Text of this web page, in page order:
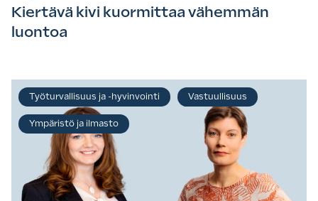
Kiertävä kivi kuormittaa vähemmän
luontoa
Työturvallisuus ja -hyvinvointi Vastuullisuus
Ympäristö ja ilmasto